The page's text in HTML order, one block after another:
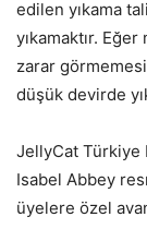
edilen yıkama
yıkamaktır.
zarar
düşük devirde
JellyCat Türkiye
Isabel Abbey
üyelere özel